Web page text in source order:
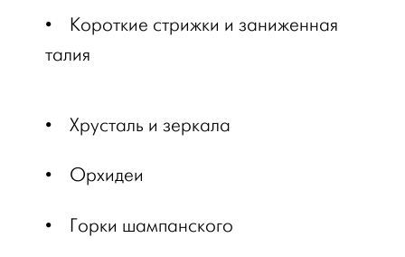
•
Короткие стрижки и заниженная
талия
• Хрусталь и зеркала
• Орхидеи
• Горки шампанского